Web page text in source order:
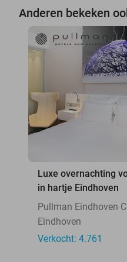
Anderen bekeken
Luxe overnachting
in hartje Eindhoven
Pullman Eindhoven
Eindhoven
Verkocht: 4.761